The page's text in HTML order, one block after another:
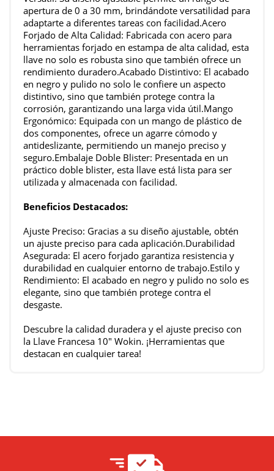
apertura de 0 a 30 mm, brindándote versatilidad para
adaptarte a diferentes tareas con facilidad.Acero
Forjado de Alta Calidad: Fabricada con acero para
herramientas forjado en estampa de alta calidad, esta
llave no solo es robusta sino que también ofrece un
rendimiento duradero.Acabado Distintivo: El acabado
en negro y pulido no solo le confiere un aspecto
distintivo, sino que también protege contra la
corrosión, garantizando una larga vida útil.Mango
Ergonómico: Equipada con un mango de plástico de
dos componentes, ofrece un agarre cómodo y
antideslizante, permitiendo un manejo preciso y
seguro.Embalaje Doble Blister: Presentada en un
práctico doble blister, esta llave está lista para ser
utilizada y almacenada con facilidad.
Beneficios Destacados:
Ajuste Preciso: Gracias a su diseño ajustable, obtén
un ajuste preciso para cada aplicación.Durabilidad
Asegurada: El acero forjado garantiza resistencia y
durabilidad en cualquier entorno de trabajo.Estilo y
Rendimiento: El acabado en negro y pulido no solo es
elegante, sino que también protege contra el
desgaste.
Descubre la calidad duradera y el ajuste preciso con
la Llave Francesa 10" Wokin. ¡Herramientas que
destacan en cualquier tarea!